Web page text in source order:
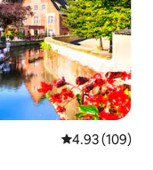
औसत रेटिंग 5 में से
4.93 (109)